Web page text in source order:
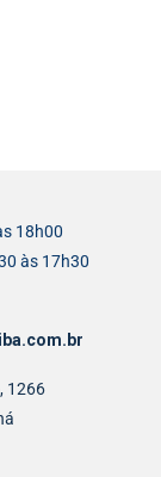
18h00
às 17h30
1266